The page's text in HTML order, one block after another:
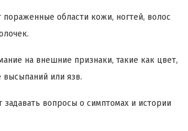
пораженные области кожи, ногтей, волос
на внешние признаки, такие как цвет,
высыпаний или язв.
вопросы о симптомах и истории